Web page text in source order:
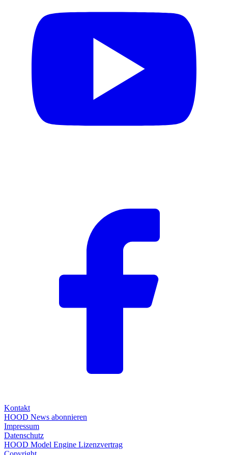
Kontakt
HOOD News abonnieren
Impressum
Datenschutz
HOOD Model Engine Lizenzvertrag